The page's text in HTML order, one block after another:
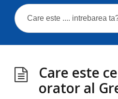
Care este
orator al